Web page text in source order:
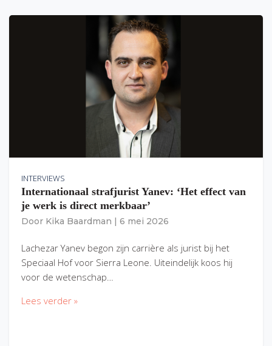
INTERVIEWS
Internationaal strafjurist Yanev: ‘Het effect van
je werk is direct merkbaar’
Door Kika Baardman 6 mei 2026
Lachezar Yanev begon zijn carrière als jurist bij het
Speciaal Hof voor Sierra Leone. Uiteindelijk koos hij
voor de wetenschap…
Lees verder »